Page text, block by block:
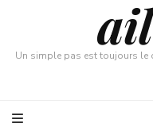
Un simple pas est toujours le